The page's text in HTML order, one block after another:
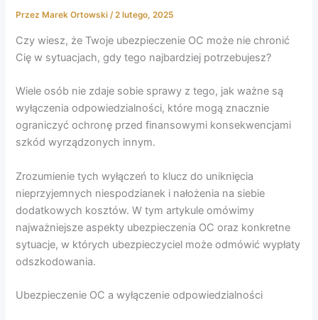
Przez Marek Ortowski/2 lutego, 2025
Czy wiesz, że Twoje ubezpieczenie OC może nie chronić
Cię w sytuacjach, gdy tego najbardziej potrzebujesz?
Wiele osób nie zdaje sobie sprawy z tego, jak ważne są
wyłączenia odpowiedzialności, które mogą znacznie
ograniczyć ochronę przed finansowymi konsekwencjami
szkód wyrządzonych innym.
Zrozumienie tych wyłączeń to klucz do uniknięcia
nieprzyjemnych niespodzianek i nałożenia na siebie
dodatkowych kosztów. W tym artykule omówimy
najważniejsze aspekty ubezpieczenia OC oraz konkretne
sytuacje, w których ubezpieczyciel może odmówić wypłaty
odszkodowania.
Ubezpieczenie OC a wyłączenie odpowiedzialności